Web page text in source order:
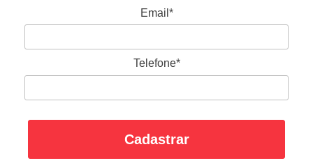
Email*
Telefone*
Cadastrar